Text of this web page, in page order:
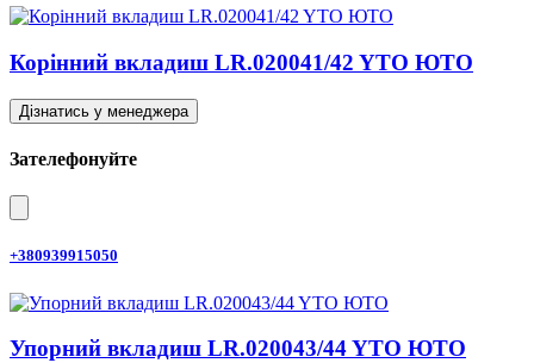
Корінний вкладиш LR.020041/42 YTO ЮТО
Дізнатись у менеджера
Зателефонуйте
+380939915050
Упорний вкладиш LR.020043/44 YTO ЮТО